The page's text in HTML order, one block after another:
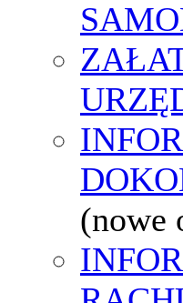
(nowe